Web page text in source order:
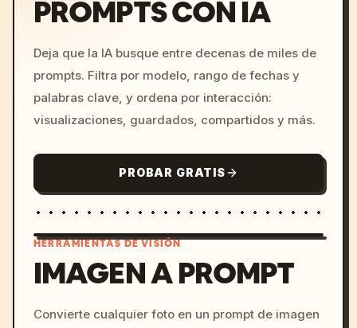
PROMPTS CON IA
Deja que la IA busque entre decenas de miles de
prompts. Filtra por modelo, rango de fechas y
palabras clave, y ordena por interacción:
visualizaciones, guardados, compartidos y más.
PROBAR GRATIS
c, cyberpunk sunset, neon
HERRAMIENTAS DE VISIÓN
IMAGEN A PROMPT
Convierte cualquier foto en un prompt de imagen